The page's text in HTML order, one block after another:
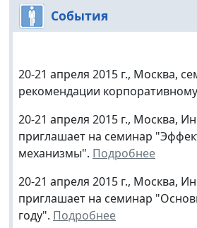
События
20-21 апреля 2015 г., Москва,
рекомендации
20-21 апреля 2015 г., Москва,
приглашает на семинар
механизмы". Подробнее
20-21 апреля 2015 г., Москва,
приглашает на семинар
году". Подробнее